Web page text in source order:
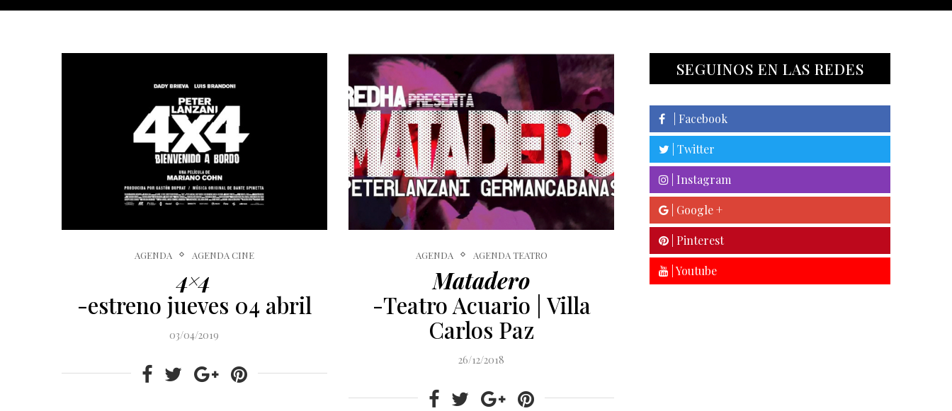
AGENDA AGENDA CINE
4×4
-estreno jueves 04 abril
03/04/2019
AGENDA AGENDA TEATRO
Matadero
-Teatro Acuario | Villa
Carlos Paz
26/12/2018
SEGUINOS EN LAS REDES
| Facebook
| Twitter
| Instagram
| Google +
| Pinterest
| Youtube